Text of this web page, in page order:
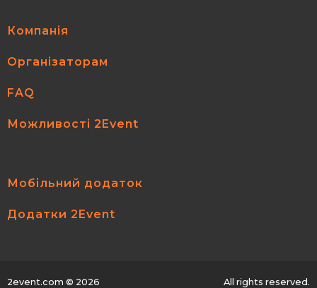
Компанія
Організаторам
FAQ
Можливості 2Event
Мобільний додаток
Додатки 2Event
2event.com © 2026 All rights reserved.